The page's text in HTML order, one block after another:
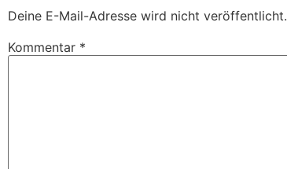
Deine E-Mail-Adresse wird nicht veröffentlicht.
Kommentar *